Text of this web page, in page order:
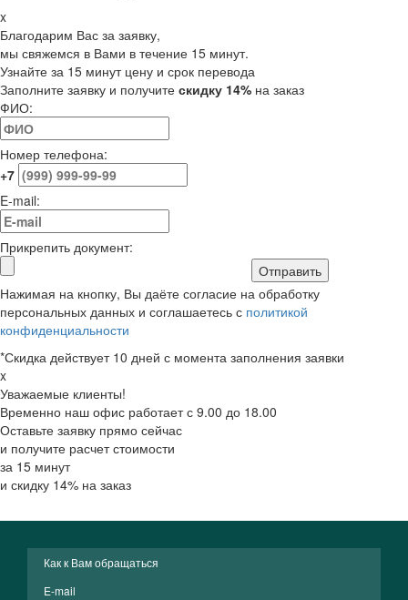
x
Благодарим Вас за заявку,
мы свяжемся в Вами в течение 15 минут.
Узнайте за 15 минут цену и срок перевода
Заполните заявку и получите скидку 14% на заказ
ФИО:
Номер телефона:
+7
E-mail:
Прикрепить документ:
Отправить
Нажимая на кнопку, Вы даёте согласие на обработку
персональных данных и соглашаетесь с политикой
конфиденциальности
*Скидка действует 10 дней с момента заполнения заявки
x
Уважаемые клиенты!
Временно наш офис работает с 9.00 до 18.00
Оставьте заявку прямо сейчас
и получите расчет стоимости
за 15 минут
и скидку 14% на заказ